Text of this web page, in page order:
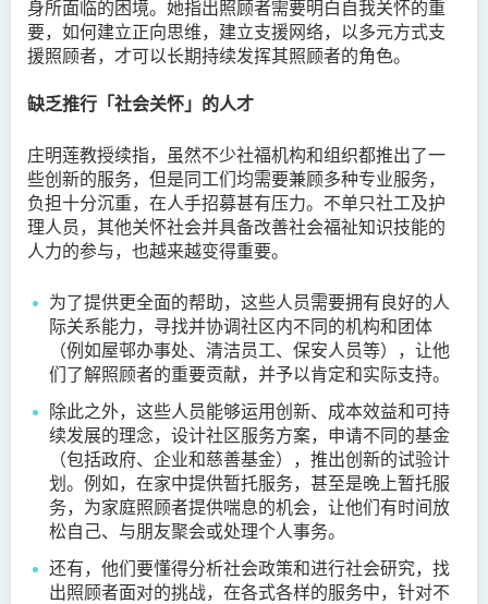
身所面临的困境。她指出照顾者需要明白自我关怀的重
要，如何建立正向思维，建立支援网络，以多元方式支
援照顾者，才可以长期持续发挥其照顾者的角色。
缺乏推行「社会关怀」的人才
庄明莲教授续指，虽然不少社福机构和组织都推出了一
些创新的服务，但是同工们均需要兼顾多种专业服务，
负担十分沉重，在人手招募甚有压力。不单只社工及护
理人员，其他关怀社会并具备改善社会福祉知识技能的
人力的参与，也越来越变得重要。
为了提供更全面的帮助，这些人员需要拥有良好的人
际关系能力，寻找并协调社区内不同的机构和团体
（例如屋邨办事处、清洁员工、保安人员等），让他
们了解照顾者的重要贡献，并予以肯定和实际支持。
除此之外，这些人员能够运用创新、成本效益和可持
续发展的理念，设计社区服务方案，申请不同的基金
（包括政府、企业和慈善基金），推出创新的试验计
划。例如，在家中提供暂托服务，甚至是晚上暂托服
务，为家庭照顾者提供喘息的机会，让他们有时间放
松自己、与朋友聚会或处理个人事务。
还有，他们要懂得分析社会政策和进行社会研究，找
出照顾者面对的挑战，在各式各样的服务中，针对不